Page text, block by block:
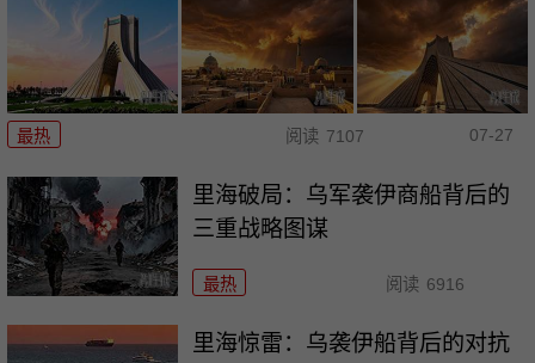
最热 阅读 7107 07-27
里海破局：乌军袭伊商船背后的
三重战略图谋
最热 阅读 6916
里海惊雷：乌袭伊船背后的对抗